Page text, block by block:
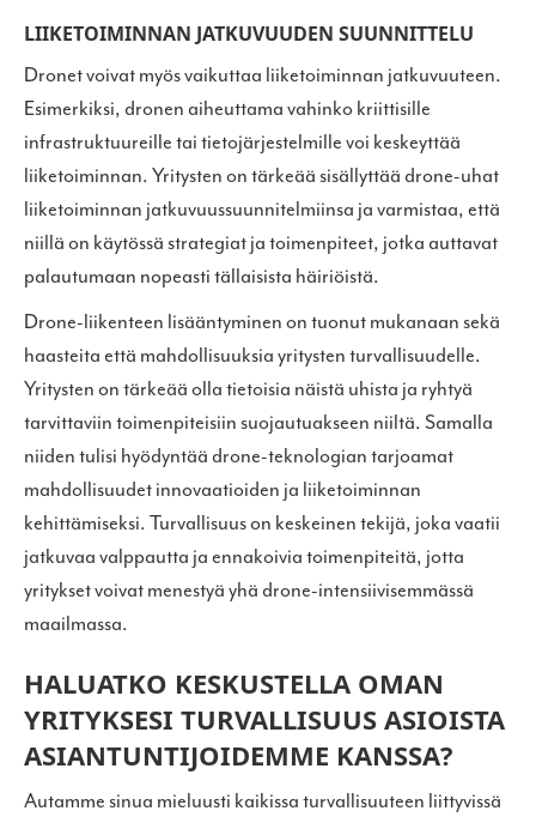
LIIKETOIMINNAN JATKUVUUDEN SUUNNITTELU
Dronet voivat myös vaikuttaa liiketoiminnan jatkuvuuteen.
Esimerkiksi, dronen aiheuttama vahinko kriittisille
infrastruktuureille tai tietojärjestelmille voi keskeyttää
liiketoiminnan. Yritysten on tärkeää sisällyttää drone-uhat
liiketoiminnan jatkuvuussuunnitelmiinsa ja varmistaa, että
niillä on käytössä strategiat ja toimenpiteet, jotka auttavat
palautumaan nopeasti tällaisista häiriöistä.
Drone-liikenteen lisääntyminen on tuonut mukanaan sekä
haasteita että mahdollisuuksia yritysten turvallisuudelle.
Yritysten on tärkeää olla tietoisia näistä uhista ja ryhtyä
tarvittaviin toimenpiteisiin suojautuakseen niiltä. Samalla
niiden tulisi hyödyntää drone-teknologian tarjoamat
mahdollisuudet innovaatioiden ja liiketoiminnan
kehittämiseksi. Turvallisuus on keskeinen tekijä, joka vaatii
jatkuvaa valppautta ja ennakoivia toimenpiteitä, jotta
yritykset voivat menestyä yhä drone-intensiivisemmässä
maailmassa.
HALUATKO KESKUSTELLA OMAN
YRITYKSESI TURVALLISUUS ASIOISTA
ASIANTUNTIJOIDEMME KANSSA?
Autamme sinua mieluusti kaikissa turvallisuuteen liittyvissä